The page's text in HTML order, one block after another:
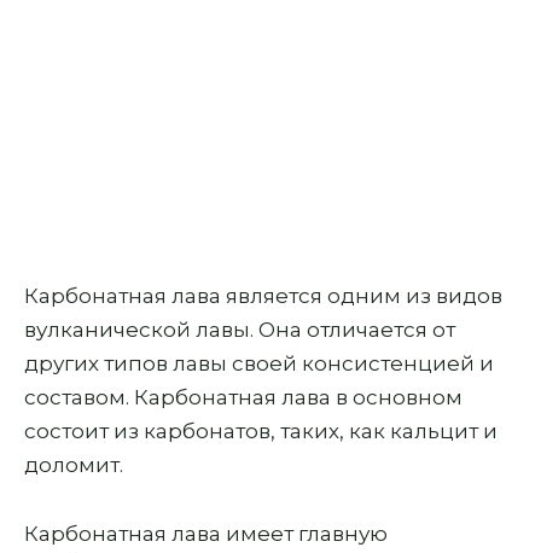
Карбонатная лава является одним из видов
вулканической лавы. Она отличается от
других типов лавы своей консистенцией и
составом. Карбонатная лава в основном
состоит из карбонатов, таких, как кальцит и
доломит.
Карбонатная лава имеет главную